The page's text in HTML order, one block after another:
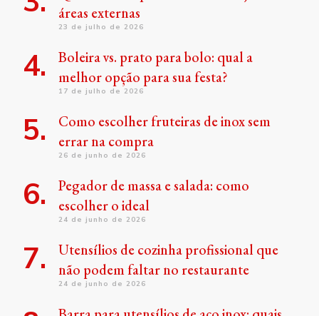
áreas externas
23 de julho de 2026
Boleira vs. prato para bolo: qual a
melhor opção para sua festa?
17 de julho de 2026
Como escolher fruteiras de inox sem
errar na compra
26 de junho de 2026
Pegador de massa e salada: como
escolher o ideal
24 de junho de 2026
Utensílios de cozinha profissional que
não podem faltar no restaurante
24 de junho de 2026